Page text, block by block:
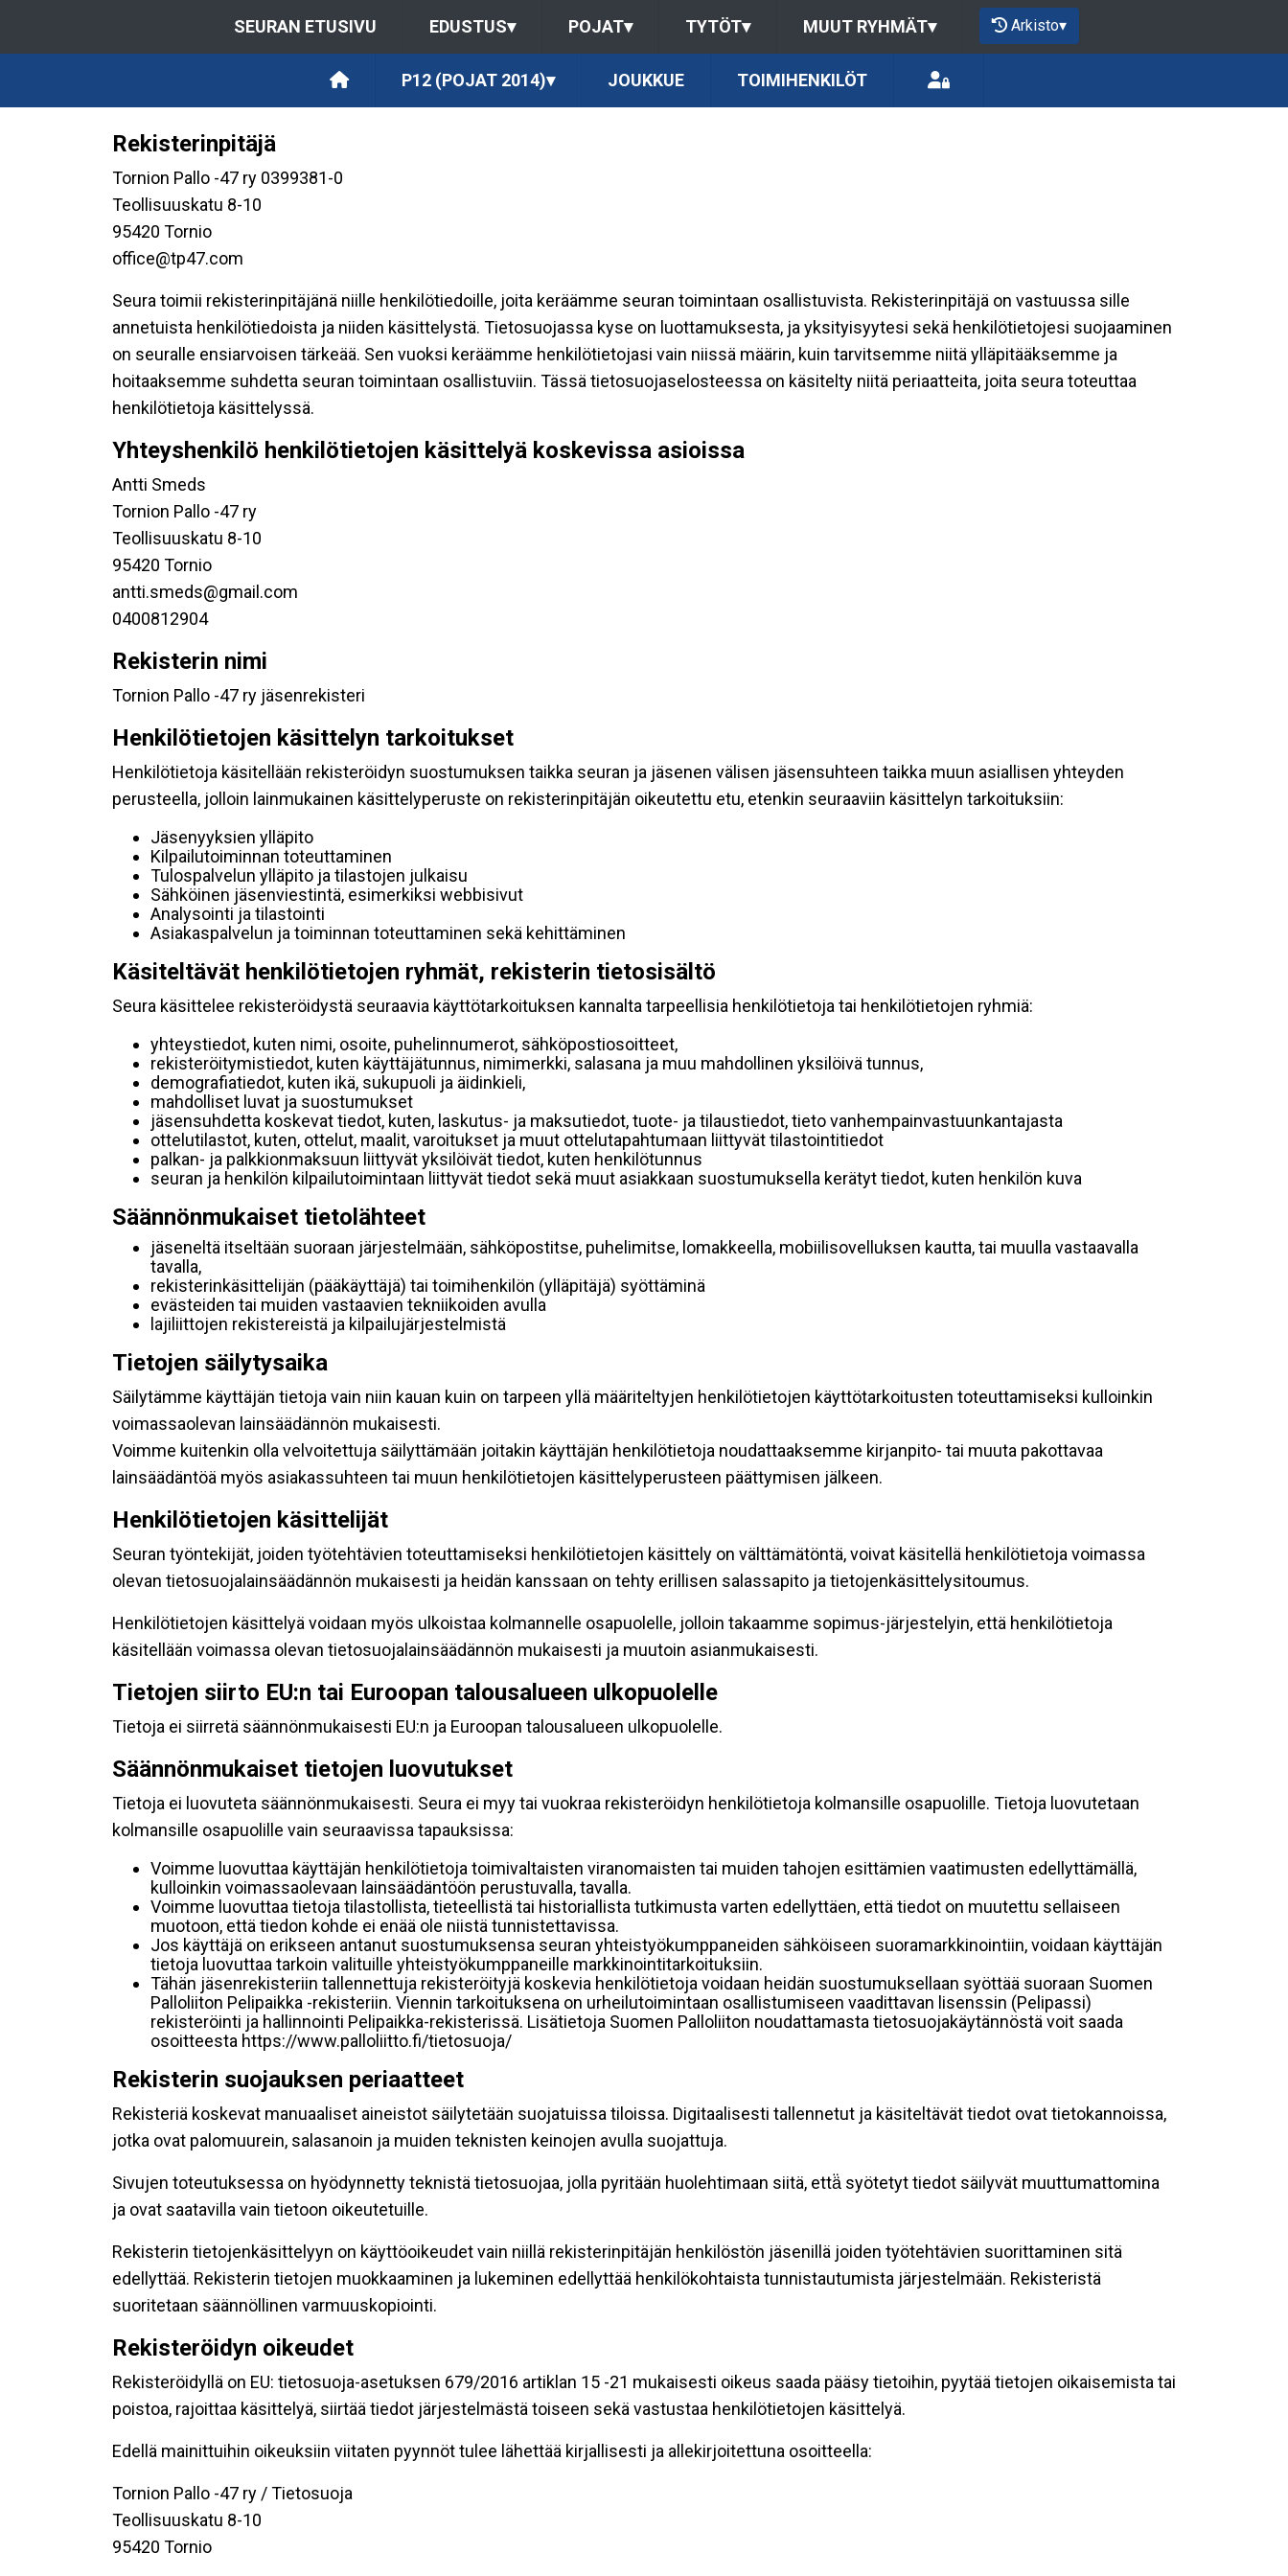
SEURAN ETUSIVU EDUSTUS▾ POJAT▾ TYTÖT▾ MUUT RYHMÄT▾ Arkisto▾
P12 (POJAT 2014)▾ JOUKKUE TOIMIHENKILÖT
Rekisterinpitäjä
Tornion Pallo -47 ry 0399381-0
Teollisuuskatu 8-10
95420 Tornio
office@tp47.com
Seura toimii rekisterinpitäjänä niille henkilötiedoille, joita keräämme seuran toimintaan osallistuvista. Rekisterinpitäjä on vastuussa sille
annetuista henkilötiedoista ja niiden käsittelystä. Tietosuojassa kyse on luottamuksesta, ja yksityisyytesi sekä henkilötietojesi suojaaminen
on seuralle ensiarvoisen tärkeää. Sen vuoksi keräämme henkilötietojasi vain niissä määrin, kuin tarvitsemme niitä ylläpitääksemme ja
hoitaaksemme suhdetta seuran toimintaan osallistuviin. Tässä tietosuojaselosteessa on käsitelty niitä periaatteita, joita seura toteuttaa
henkilötietoja käsittelyssä.
Yhteyshenkilö henkilötietojen käsittelyä koskevissa asioissa
Antti Smeds
Tornion Pallo -47 ry
Teollisuuskatu 8-10
95420 Tornio
antti.smeds@gmail.com
0400812904
Rekisterin nimi
Tornion Pallo -47 ry jäsenrekisteri
Henkilötietojen käsittelyn tarkoitukset
Henkilötietoja käsitellään rekisteröidyn suostumuksen taikka seuran ja jäsenen välisen jäsensuhteen taikka muun asiallisen yhteyden
perusteella, jolloin lainmukainen käsittelyperuste on rekisterinpitäjän oikeutettu etu, etenkin seuraaviin käsittelyn tarkoituksiin:
Jäsenyyksien ylläpito
Kilpailutoiminnan toteuttaminen
Tulospalvelun ylläpito ja tilastojen julkaisu
Sähköinen jäsenviestintä, esimerkiksi webbisivut
Analysointi ja tilastointi
Asiakaspalvelun ja toiminnan toteuttaminen sekä kehittäminen
Käsiteltävät henkilötietojen ryhmät, rekisterin tietosisältö
Seura käsittelee rekisteröidystä seuraavia käyttötarkoituksen kannalta tarpeellisia henkilötietoja tai henkilötietojen ryhmiä:
yhteystiedot, kuten nimi, osoite, puhelinnumerot, sähköpostiosoitteet,
rekisteröitymistiedot, kuten käyttäjätunnus, nimimerkki, salasana ja muu mahdollinen yksilöivä tunnus,
demografiatiedot, kuten ikä, sukupuoli ja äidinkieli,
mahdolliset luvat ja suostumukset
jäsensuhdetta koskevat tiedot, kuten, laskutus- ja maksutiedot, tuote- ja tilaustiedot, tieto vanhempainvastuunkantajasta
ottelutilastot, kuten, ottelut, maalit, varoitukset ja muut ottelutapahtumaan liittyvät tilastointitiedot
palkan- ja palkkionmaksuun liittyvät yksilöivät tiedot, kuten henkilötunnus
seuran ja henkilön kilpailutoimintaan liittyvät tiedot sekä muut asiakkaan suostumuksella kerätyt tiedot, kuten henkilön kuva
Säännönmukaiset tietolähteet
jäseneltä itseltään suoraan järjestelmään, sähköpostitse, puhelimitse, lomakkeella, mobiilisovelluksen kautta, tai muulla vastaavalla
tavalla,
rekisterinkäsittelijän (pääkäyttäjä) tai toimihenkilön (ylläpitäjä) syöttäminä
evästeiden tai muiden vastaavien tekniikoiden avulla
lajiliittojen rekistereistä ja kilpailujärjestelmistä
Tietojen säilytysaika
Säilytämme käyttäjän tietoja vain niin kauan kuin on tarpeen yllä määriteltyjen henkilötietojen käyttötarkoitusten toteuttamiseksi kulloinkin
voimassaolevan lainsäädännön mukaisesti.
Voimme kuitenkin olla velvoitettuja säilyttämään joitakin käyttäjän henkilötietoja noudattaaksemme kirjanpito- tai muuta pakottavaa
lainsäädäntöä myös asiakassuhteen tai muun henkilötietojen käsittelyperusteen päättymisen jälkeen.
Henkilötietojen käsittelijät
Seuran työntekijät, joiden työtehtävien toteuttamiseksi henkilötietojen käsittely on välttämätöntä, voivat käsitellä henkilötietoja voimassa
olevan tietosuojalainsäädännön mukaisesti ja heidän kanssaan on tehty erillisen salassapito ja tietojenkäsittelysitoumus.
Henkilötietojen käsittelyä voidaan myös ulkoistaa kolmannelle osapuolelle, jolloin takaamme sopimus-järjestelyin, että henkilötietoja
käsitellään voimassa olevan tietosuojalainsäädännön mukaisesti ja muutoin asianmukaisesti.
Tietojen siirto EU:n tai Euroopan talousalueen ulkopuolelle
Tietoja ei siirretä säännönmukaisesti EU:n ja Euroopan talousalueen ulkopuolelle.
Säännönmukaiset tietojen luovutukset
Tietoja ei luovuteta säännönmukaisesti. Seura ei myy tai vuokraa rekisteröidyn henkilötietoja kolmansille osapuolille. Tietoja luovutetaan
kolmansille osapuolille vain seuraavissa tapauksissa:
Voimme luovuttaa käyttäjän henkilötietoja toimivaltaisten viranomaisten tai muiden tahojen esittämien vaatimusten edellyttämällä,
kulloinkin voimassaolevaan lainsäädäntöön perustuvalla, tavalla.
Voimme luovuttaa tietoja tilastollista, tieteellistä tai historiallista tutkimusta varten edellyttäen, että tiedot on muutettu sellaiseen
muotoon, että tiedon kohde ei enää ole niistä tunnistettavissa.
Jos käyttäjä on erikseen antanut suostumuksensa seuran yhteistyökumppaneiden sähköiseen suoramarkkinointiin, voidaan käyttäjän
tietoja luovuttaa tarkoin valituille yhteistyökumppaneille markkinointitarkoituksiin.
Tähän jäsenrekisteriin tallennettuja rekisteröityjä koskevia henkilötietoja voidaan heidän suostumuksellaan syöttää suoraan Suomen
Palloliiton Pelipaikka -rekisteriin. Viennin tarkoituksena on urheilutoimintaan osallistumiseen vaadittavan lisenssin (Pelipassi)
rekisteröinti ja hallinnointi Pelipaikka-rekisterissä. Lisätietoja Suomen Palloliiton noudattamasta tietosuojakäytännöstä voit saada
osoitteesta https://www.palloliitto.fi/tietosuoja/
Rekisterin suojauksen periaatteet
Rekisteriä koskevat manuaaliset aineistot säilytetään suojatuissa tiloissa. Digitaalisesti tallennetut ja käsiteltävät tiedot ovat tietokannoissa,
jotka ovat palomuurein, salasanoin ja muiden teknisten keinojen avulla suojattuja.
Sivujen toteutuksessa on hyödynnetty teknistä tietosuojaa, jolla pyritään huolehtimaan siitä, että̈ syötetyt tiedot säilyvät muuttumattomina
ja ovat saatavilla vain tietoon oikeutetuille.
Rekisterin tietojenkäsittelyyn on käyttöoikeudet vain niillä rekisterinpitäjän henkilöstön jäsenillä joiden työtehtävien suorittaminen sitä
edellyttää. Rekisterin tietojen muokkaaminen ja lukeminen edellyttää henkilökohtaista tunnistautumista järjestelmään. Rekisteristä
suoritetaan säännöllinen varmuuskopiointi.
Rekisteröidyn oikeudet
Rekisteröidyllä on EU: tietosuoja-asetuksen 679/2016 artiklan 15 -21 mukaisesti oikeus saada pääsy tietoihin, pyytää tietojen oikaisemista tai
poistoa, rajoittaa käsittelyä, siirtää tiedot järjestelmästä toiseen sekä vastustaa henkilötietojen käsittelyä.
Edellä mainittuihin oikeuksiin viitaten pyynnöt tulee lähettää kirjallisesti ja allekirjoitettuna osoitteella:
Tornion Pallo -47 ry / Tietosuoja
Teollisuuskatu 8-10
95420 Tornio